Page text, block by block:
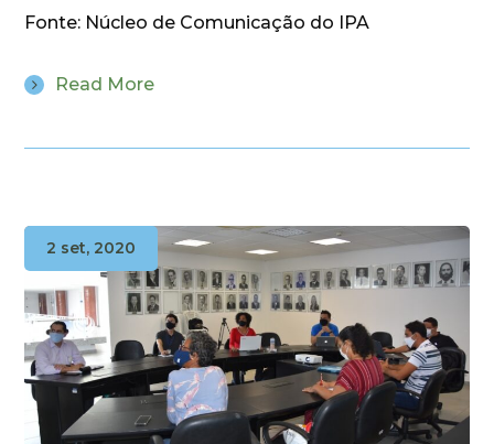
Fonte: Núcleo de Comunicação do IPA
Read More
2 set, 2020